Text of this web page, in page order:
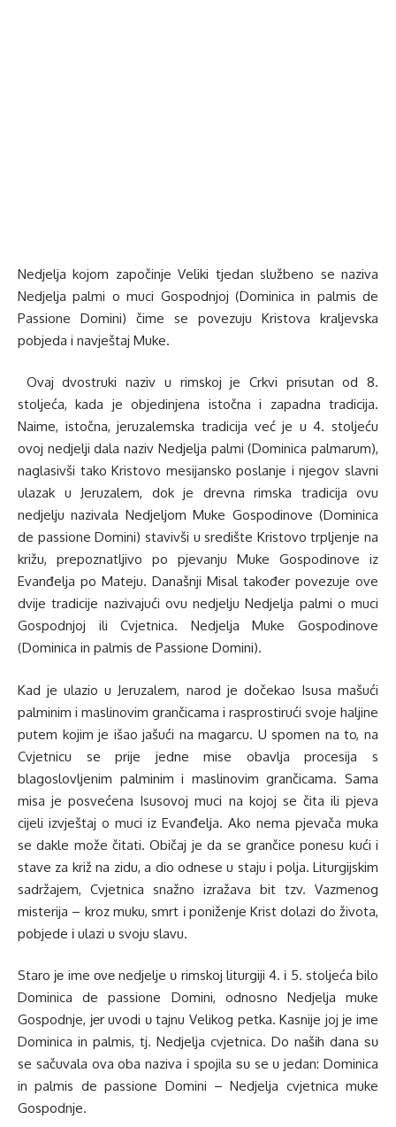
Nedjelja kojom započinje Veliki tjedan službeno se naziva
Nedjelja palmi o muci Gospodnjoj (Dominica in palmis de
Passione Domini) čime se povezuju Kristova kraljevska
pobjeda i navještaj Muke.
Ovaj dvostruki naziv u rimskoj je Crkvi prisutan od 8.
stoljeća, kada je objedinjena istočna i zapadna tradicija.
Naime, istočna, jeruzalemska tradicija već je u 4. stoljeću
ovoj nedjelji dala naziv Nedjelja palmi (Dominica palmarum),
naglasivši tako Kristovo mesijansko poslanje i njegov slavni
ulazak u Jeruzalem, dok je drevna rimska tradicija ovu
nedjelju nazivala Nedjeljom Muke Gospodinove (Dominica
de passione Domini) stavivši u središte Kristovo trpljenje na
križu, prepoznatljivo po pjevanju Muke Gospodinove iz
Evanđelja po Mateju. Današnji Misal također povezuje ove
dvije tradicije nazivajući ovu nedjelju Nedjelja palmi o muci
Gospodnjoj ili Cvjetnica. Nedjelja Muke Gospodinove
(Dominica in palmis de Passione Domini).
Kad je ulazio u Jeruzalem, narod je dočekao Isusa mašući
palminim i maslinovim grančicama i rasprostirući svoje haljine
putem kojim je išao jašući na magarcu. U spomen na to, na
Cvjetnicu se prije jedne mise obavlja procesija s
blagoslovljenim palminim i maslinovim grančicama. Sama
misa je posvećena Isusovoj muci na kojoj se čita ili pjeva
cijeli izvještaj o muci iz Evanđelja. Ako nema pjevača muka
se dakle može čitati. Običaj je da se grančice ponesu kući i
stave za križ na zidu, a dio odnese u staju i polja. Liturgijskim
sadržajem, Cvjetnica snažno izražava bit tzv. Vazmenog
misterija – kroz muku, smrt і poniženje Krist dolazi do života,
pobjede і ulazi υ svoju slavu.
Staro је ime ονе nedjelje υ rimskoj liturgiji 4. і 5. stoljeća bilo
Dominica de passione Domini, odnosno Nedjelja muke
Gospodnje, јеr uvodi υ tajnu Velikog petka. Kasnije joj је ime
Dominica in palmis, tj. Nedjelja cvjetnica. Do nаšіh dana ѕυ
se sačuvala ova oba naziva і spojila ѕυ se υ jedan: Dominica
in palmis de passione Domini – Nedjelja cvjetnica muke
Gospodnje.